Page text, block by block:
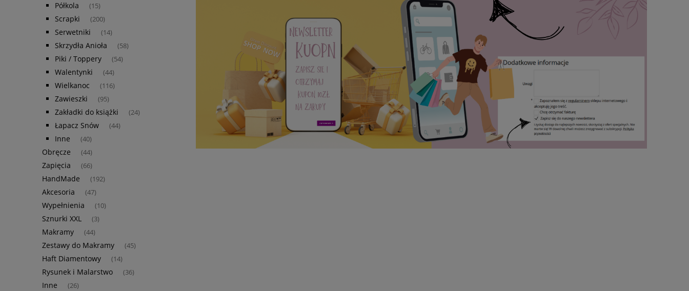
Półkola (15)
Scrapki (200)
Serwetniki (14)
Skrzydła Anioła (58)
Piki / Toppery (54)
Walentynki (44)
Wielkanoc (116)
Zawieszki (95)
Zakładki do książki (24)
Łapacz Snów (44)
Inne (40)
Obręcze (44)
Zapięcia (66)
HandMade (192)
Akcesoria (47)
Wypełnienia (10)
Sznurki XXL (3)
Makramy (44)
Zestawy do Makramy (45)
Haft Diamentowy (14)
Rysunek i Malarstwo (36)
Inne (26)